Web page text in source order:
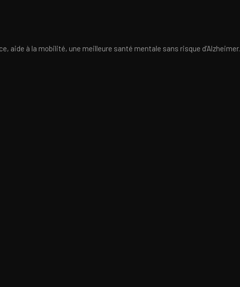
à la mobilité, une meilleure santé mentale sans risque d’Alzheimer.